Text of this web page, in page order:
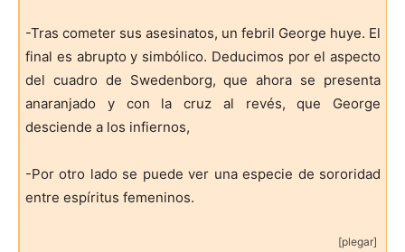
-Tras cometer sus asesinatos, un febril George huye. El
final es abrupto y simbólico. Deducimos por el aspecto
del cuadro de Swedenborg, que ahora se presenta
anaranjado y con la cruz al revés, que George
desciende a los infiernos,
-Por otro lado se puede ver una especie de sororidad
entre espíritus femeninos.
[plegar]